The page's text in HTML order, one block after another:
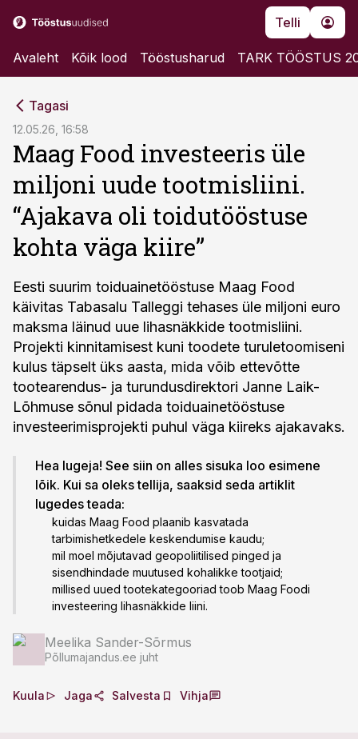
Telli
Avaleht Kõik lood Tööstusharud TARK TÖÖSTUS
Tagasi
12.05.26, 16:58
Maag Food investeeris üle
miljoni uude tootmisliini.
“Ajakava oli toidutööstuse
kohta väga kiire”
Eesti suurim toiduainetööstuse Maag Food
käivitas Tabasalu Talleggi tehases üle miljoni euro
maksma läinud uue lihasnäkkide tootmisliini.
Projekti kinnitamisest kuni toodete turuletoomiseni
kulus täpselt üks aasta, mida võib ettevõtte
tootearendus- ja turundusdirektori Janne Laik-
Lõhmuse sõnul pidada toiduainetööstuse
investeerimisprojekti puhul väga kiireks ajakavaks.
Hea lugeja! See siin on alles sisuka loo esimene
lõik. Kui sa oleks tellija, saaksid seda artiklit
lugedes teada:
kuidas Maag Food plaanib kasvatada
tarbimishetkedele keskendumise kaudu;
mil moel mõjutavad geopoliitilised pinged ja
sisendhindade muutused kohalikke tootjaid;
millised uued tootekategooriad toob Maag Foodi
investeering lihasnäkkide liini.
Meelika Sander-Sõrmus
Põllumajandus.ee juht
Kuula Jaga Salvesta Vihja